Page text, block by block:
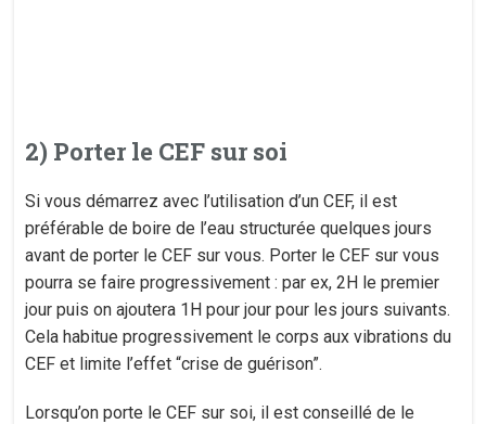
2) Porter le CEF sur soi
Si vous démarrez avec l’utilisation d’un CEF, il est
préférable de boire de l’eau structurée quelques jours
avant de porter le CEF sur vous. Porter le CEF sur vous
pourra se faire progressivement : par ex, 2H le premier
jour puis on ajoutera 1H pour jour pour les jours suivants.
Cela habitue progressivement le corps aux vibrations du
CEF et limite l’effet “crise de guérison”.
Lorsqu’on porte le CEF sur soi, il est conseillé de le